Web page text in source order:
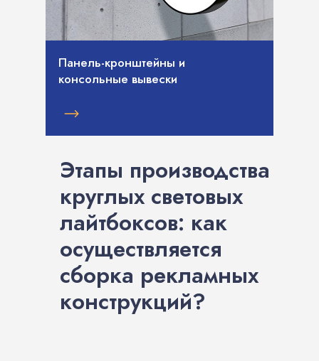
Панель-кронштейны и
консольные вывески
Этапы производства
круглых световых
лайтбоксов: как
осуществляется
сборка рекламных
конструкций?